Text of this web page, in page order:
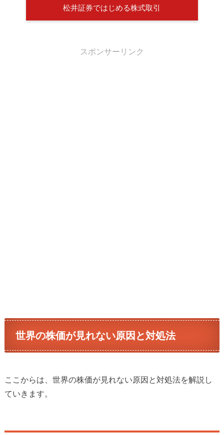
松井証券ではじめる株式取引
スポンサーリンク
世界の株価が見れない原因と対処法
ここからは、世界の株価が見れない原因と対処法を解説し
ていきます。